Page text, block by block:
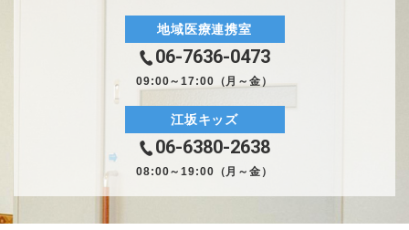
地域医療連携室
06-7636-0473
09:00～17:00（月～金）
江坂キッズ
06-6380-2638
08:00～19:00（月～金）